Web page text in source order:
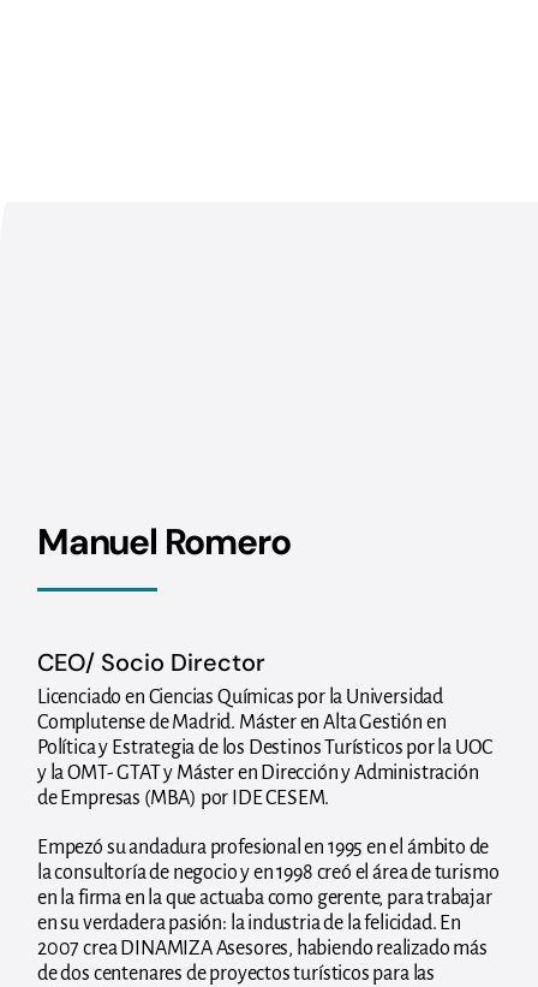
Manuel Romero
CEO/ Socio Director
Licenciado en Ciencias Químicas por la Universidad
Complutense de Madrid. Máster en Alta Gestión en
Política y Estrategia de los Destinos Turísticos por la UOC
y la OMT- GTAT y Máster en Dirección y Administración
de Empresas (MBA) por IDE CESEM.
Empezó su andadura profesional en 1995 en el ámbito de
la consultoría de negocio y en 1998 creó el área de turismo
en la firma en la que actuaba como gerente, para trabajar
en su verdadera pasión: la industria de la felicidad. En
2007 crea DINAMIZA Asesores, habiendo realizado más
de dos centenares de proyectos turísticos para las